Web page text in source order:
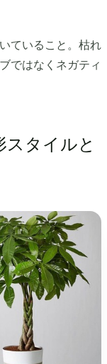
ていること。枯れ
ではなくネガティ
タイルと